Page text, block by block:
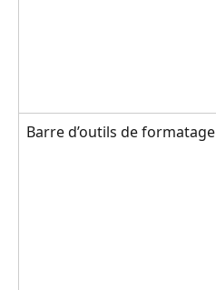
Barre d’outils de formatage